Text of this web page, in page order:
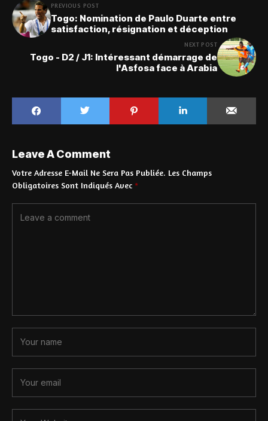
PREVIOUS POST
Togo: Nomination de Paulo Duarte entre
satisfaction, résignation et déception
NEXT POST
Togo - D2 / J1: Intéressant démarrage de
l'Asfosa face à Arabia
Leave A Comment
Votre Adresse E-Mail Ne Sera Pas Publiée. Les Champs
Obligatoires Sont Indiqués Avec *